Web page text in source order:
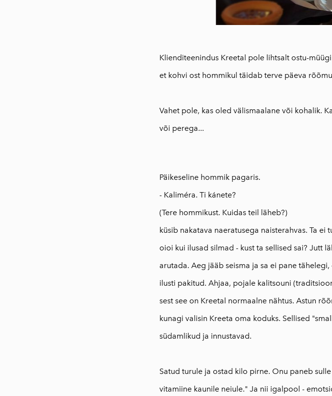
Klienditeenindus Kreetal pole lihtsalt ostu-
et kohvi ost hommikul täidab terve päeva
Vahet pole, kas oled välismaalane või kohalik.
või perega...
Päikeseline hommik pagaris.
- Kaliméra. Ti kánete?
(Tere hommikust. Kuidas teil läheb?)
küsib nakatava naeratusega naisterahvas. Ta
oioi kui ilusad silmad - kust ta sellised sai? Jutt
arutada. Aeg jääb seisma ja sa ei pane
ilusti pakitud. Ahjaa, pojale kalitsouni
sest see on Kreetal normaalne nähtus. Astun
kunagi valisin Kreeta oma koduks. Sellised
südamlikud ja innustavad.
Satud turule ja ostad kilo pirne. Onu paneb
vitamiine kaunile neiule." Ja nii igalpool -